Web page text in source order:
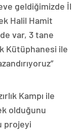
geldiğimizde İl
Halil Hamit
var, 3 tane
Kütüphanesi ile
Kampı ile
olduğunu
projeyi